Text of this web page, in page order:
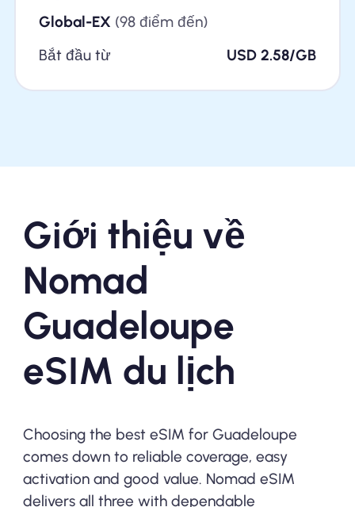
Global-EX (98 điểm đến)
Bắt đầu từ
USD 2.58/GB
Giới thiệu về
Nomad
Guadeloupe
eSIM du lịch
Choosing the best eSIM for Guadeloupe
comes down to reliable coverage, easy
activation and good value. Nomad eSIM
delivers all three with dependable